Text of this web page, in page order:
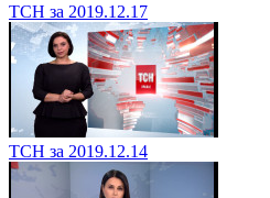
ТСН за 2019.12.17
ТСН за 2019.12.14